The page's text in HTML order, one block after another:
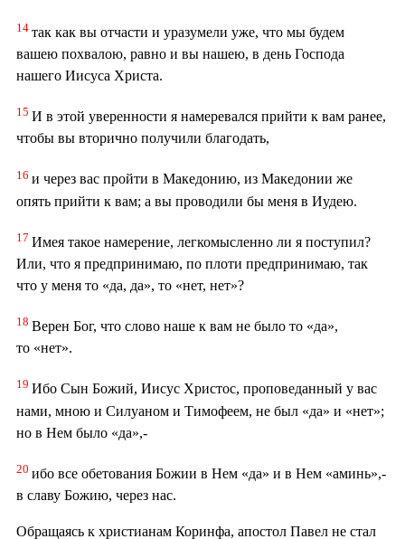
14 так как вы отчасти и уразумели уже, что мы будем
вашею похвалою, равно и вы нашею, в день Господа
нашего Иисуса Христа.
15 И в этой уверенности я намеревался прийти к вам ранее,
чтобы вы вторично получили благодать,
16 и через вас пройти в Македонию, из Македонии же
опять прийти к вам; а вы проводили бы меня в Иудею.
17 Имея такое намерение, легкомысленно ли я поступил?
Или, что я предпринимаю, по плоти предпринимаю, так
что у меня то «да, да», то «нет, нет»?
18 Верен Бог, что слово наше к вам не было то «да»,
то «нет».
19 Ибо Сын Божий, Иисус Христос, проповеданный у вас
нами, мною и Силуаном и Тимофеем, не был «да» и «нет»;
но в Нем было «да»,-
20 ибо все обетования Божии в Нем «да» и в Нем «аминь»,-
в славу Божию, через нас.
Обращаясь к христианам Коринфа, апостол Павел не стал